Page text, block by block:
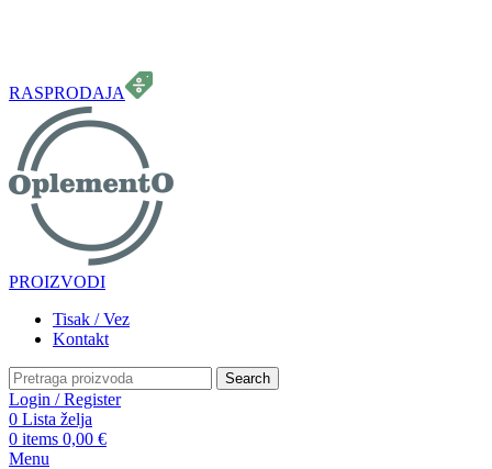
RASPRODAJA
PROIZVODI
Tisak / Vez
Kontakt
Search
Login / Register
0 Lista želja
0 items 0,00 €
Menu